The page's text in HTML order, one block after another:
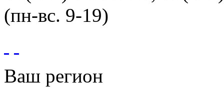
(пн-вс. 9-19)
Ваш регион